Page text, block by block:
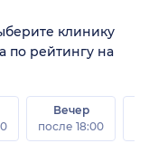
клинику
по рейтингу на
Вечер
после 18:00